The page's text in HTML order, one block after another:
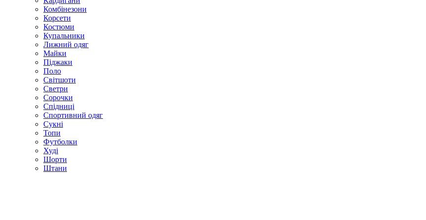
Комбінезони
Корсети
Костюми
Купальники
Лижний одяг
Майки
Піджаки
Поло
Світшоти
Светри
Сорочки
Спідниці
Спортивний одяг
Сукні
Топи
Футболки
Худі
Шорти
Штани